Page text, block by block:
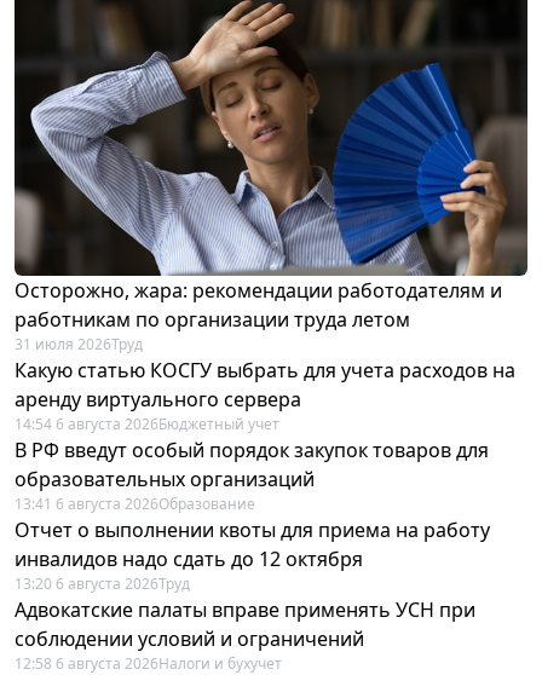
Осторожно, жара: рекомендации работодателям и
работникам по организации труда летом
31 июля 2026Труд
Какую статью КОСГУ выбрать для учета расходов на
аренду виртуального сервера
14:54 6 августа 2026Бюджетный учет
В РФ введут особый порядок закупок товаров для
образовательных организаций
13:41 6 августа 2026Образование
Отчет о выполнении квоты для приема на работу
инвалидов надо сдать до 12 октября
13:20 6 августа 2026Труд
Адвокатские палаты вправе применять УСН при
соблюдении условий и ограничений
12:58 6 августа 2026Налоги и бухучет